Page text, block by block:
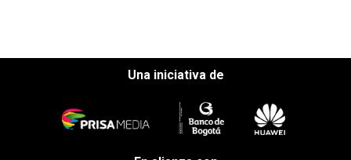
Una iniciativa de